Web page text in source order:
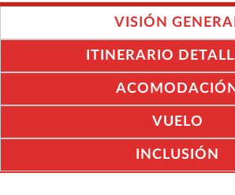
VISIÓN
ITINERARIO
ACOMODACIÓN
VUELO
INCLUSIÓN